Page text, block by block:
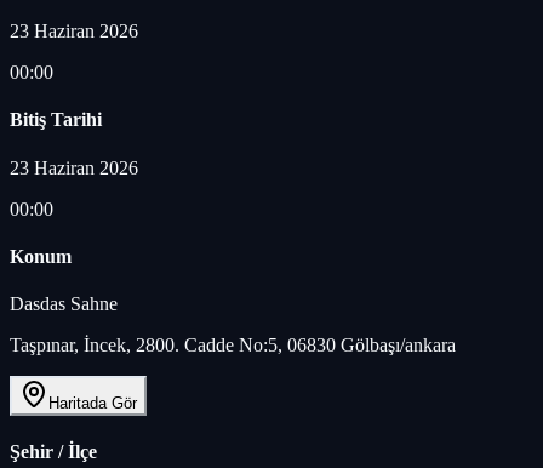
23 Haziran 2026
00:00
Bitiş Tarihi
23 Haziran 2026
00:00
Konum
Dasdas Sahne
Taşpınar, İncek, 2800. Cadde No:5, 06830 Gölbaşı/ankara
Haritada Gör
Şehir / İlçe